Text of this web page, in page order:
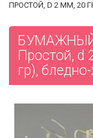
ПРОСТОЙ, D 2 ММ, 20
Простой,
гр),